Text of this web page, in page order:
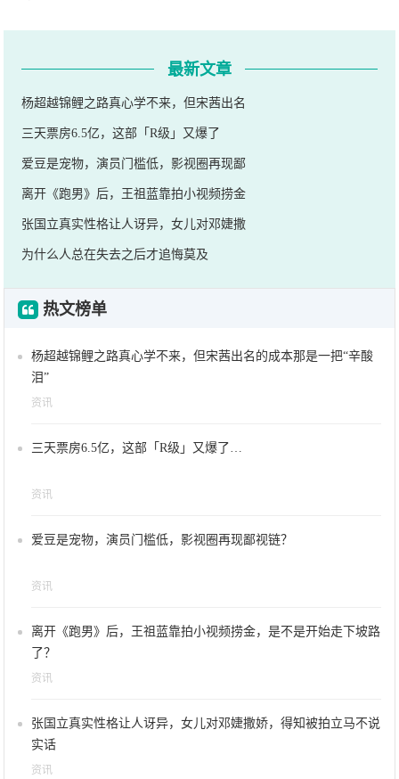
最新文章
杨超越锦鲤之路真心学不来，但宋茜出名
三天票房6.5亿，这部「R级」又爆了
爱豆是宠物，演员门槛低，影视圈再现鄙
离开《跑男》后，王祖蓝靠拍小视频捞金
张国立真实性格让人讶异，女儿对邓婕撒
为什么人总在失去之后才追悔莫及
热文榜单
杨超越锦鲤之路真心学不来，但宋茜出名的成本那是一把“辛酸
泪”
资讯
三天票房6.5亿，这部「R级」又爆了…
资讯
爱豆是宠物，演员门槛低，影视圈再现鄙视链？
资讯
离开《跑男》后，王祖蓝靠拍小视频捞金，是不是开始走下坡路
了？
资讯
张国立真实性格让人讶异，女儿对邓婕撒娇，得知被拍立马不说
实话
资讯